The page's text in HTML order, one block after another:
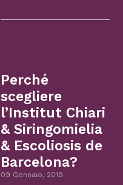
Perché
scegliere
l’Institut Chiari
& Siringomielia
& Escoliosis de
Barcelona?
09 Gennaio, 2019